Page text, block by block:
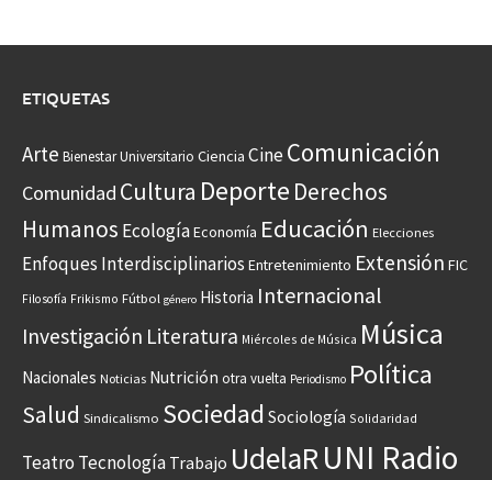
ETIQUETAS
Arte Bienestar Universitario Ciencia CineComunicación
Comunidad Cultura Deporte Derechos
Humanos EcologíaEconomía Educación Elecciones
Enfoques Interdisciplinarios Entretenimiento Extensión FIC
Filosofía Frikismo Fútbol género Historia Internacional
Investigación Literatura Miércoles de Música Música
Nacionales Noticias Nutrición otra vuelta Periodismo Política
Salud Sindicalismo Sociedad Sociología Solidaridad
Teatro Tecnología Trabajo UdelaRUNI Radio